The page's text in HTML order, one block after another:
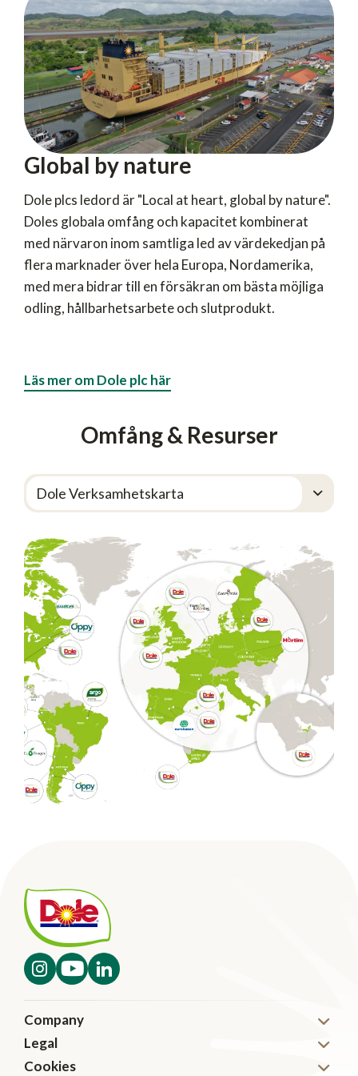
Global by nature
Dole plcs ledord är "Local at heart, global by nature".
Doles globala omfång och kapacitet kombinerat
med närvaron inom samtliga led av värdekedjan på
flera marknader över hela Europa, Nordamerika,
med mera bidrar till en försäkran om bästa möjliga
odling, hållbarhetsarbete och slutprodukt.
Läs mer om Dole plc här
Omfång & Resurser
Company
Nyheter
Legal
Cookies